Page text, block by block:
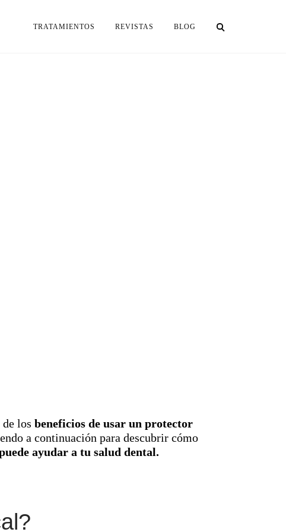
TRATAMIENTOS REVISTAS BLOG
de los beneficios de usar un protector
a continuación para descubrir cómo
ayudar a tu salud dental.